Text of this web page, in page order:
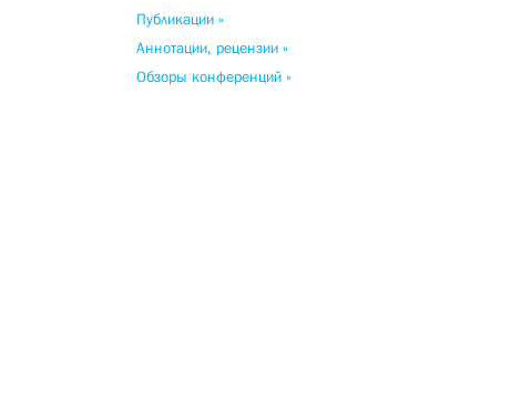
Публикации »
Аннотации, рецензии »
Обзоры конференций »